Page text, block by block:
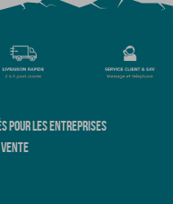
POUR LES ENTREPRISES